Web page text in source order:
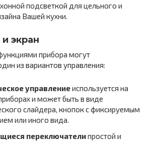
подсветкой для цельного и
Вашей кухни.
экран
прибора могут
из вариантов управления:
управлениеиспользуется на
и может быть в виде
слайдера, кнопок с фиксируемым
или иного вида.
переключателипростой и